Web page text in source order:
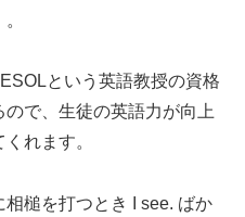
という英語教授の資格
で、生徒の英語力が向上
れます。
槌を打つとき I see. ばか